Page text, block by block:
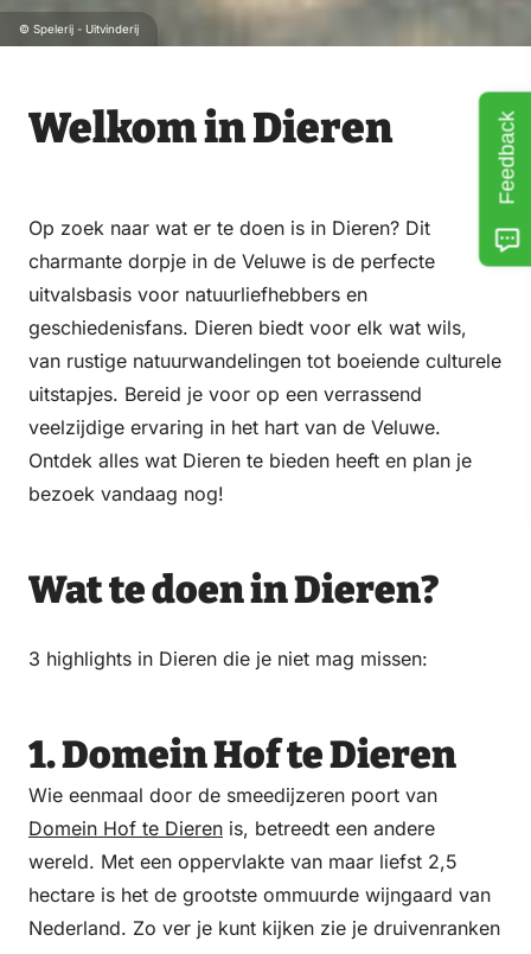
© Spelerij - Uitvinderij
Welkom in Dieren
Op zoek naar wat er te doen is in Dieren? Dit
charmante dorpje in de Veluwe is de perfecte
uitvalsbasis voor natuurliefhebbers en
geschiedenisfans. Dieren biedt voor elk wat wils,
van rustige natuurwandelingen tot boeiende culturele
uitstapjes. Bereid je voor op een verrassend
veelzijdige ervaring in het hart van de Veluwe.
Ontdek alles wat Dieren te bieden heeft en plan je
bezoek vandaag nog!
Wat te doen in Dieren?
3 highlights in Dieren die je niet mag missen:
1. Domein Hof te Dieren
Wie eenmaal door de smeedijzeren poort van
Domein Hof te Dieren is, betreedt een andere
wereld. Met een oppervlakte van maar liefst 2,5
hectare is het de grootste ommuurde wijngaard van
Nederland. Zo ver je kunt kijken zie je druivenranken
Feedback